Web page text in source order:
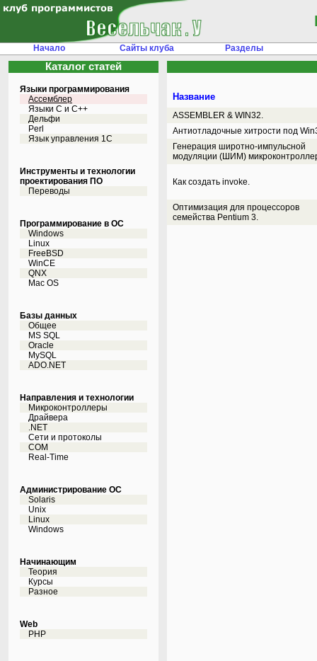
Начало Сайты клуба Разделы
Каталог статей
Языки программирования
Ассемблер
Языки С и C++
Дельфи
Perl
Язык управления 1С
Инструменты и технологии
проектирования ПО
Переводы
Программирование в ОС
Windows
Linux
FreeBSD
WinCE
QNX
Mac OS
Базы данных
Общее
MS SQL
Oracle
MySQL
ADO.NET
Направления и технологии
Микроконтроллеры
Драйвера
.NET
Сети и протоколы
COM
Real-Time
Администрирование ОС
Solaris
Unix
Linux
Windows
Начинающим
Теория
Курсы
Разное
Web
PHP
Название
ASSEMBLER & WIN32.
Антиотладочные хитрости под
Генерация широтно-импульсной
модуляции (ШИМ)
Как создать invoke.
Оптимизация для процессоров
семейства Pentium 3.